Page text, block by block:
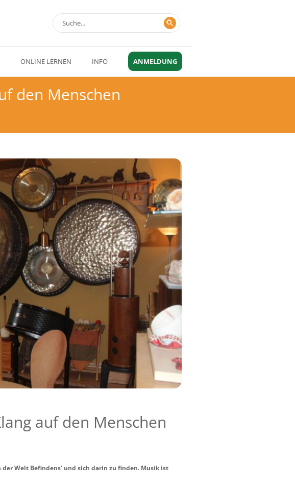
ONLINE LERNEN INFO ANMELDUNG
den Menschen
auf den Menschen
Welt Befindens‘ und sich darin zu finden. Musik ist